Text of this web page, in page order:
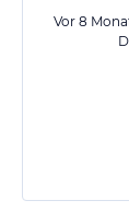
Vor 8